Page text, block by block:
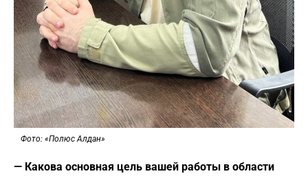
Фото: «Полюс Алдан»
— Какова основная цель вашей работы в области